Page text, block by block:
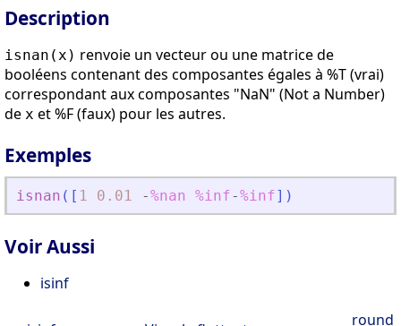
Description
isnan(x) renvoie un vecteur ou une matrice de
booléens contenant des composantes égales à %T (vrai)
correspondant aux composantes "NaN" (Not a Number)
de x et %F (faux) pour les autres.
Exemples
isnan ( [ 1 0.01 -%nan %inf-%inf] )
Voir Aussi
isinf
round